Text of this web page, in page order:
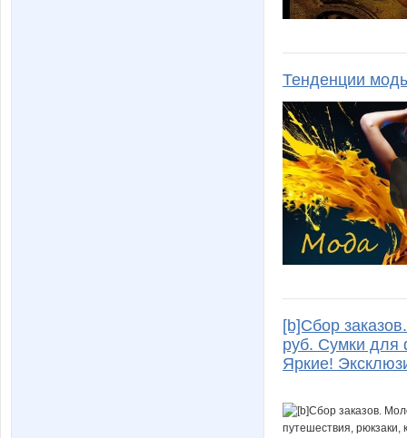
Тенденции
[b]Сбор
руб. Сумки для
Яркие!